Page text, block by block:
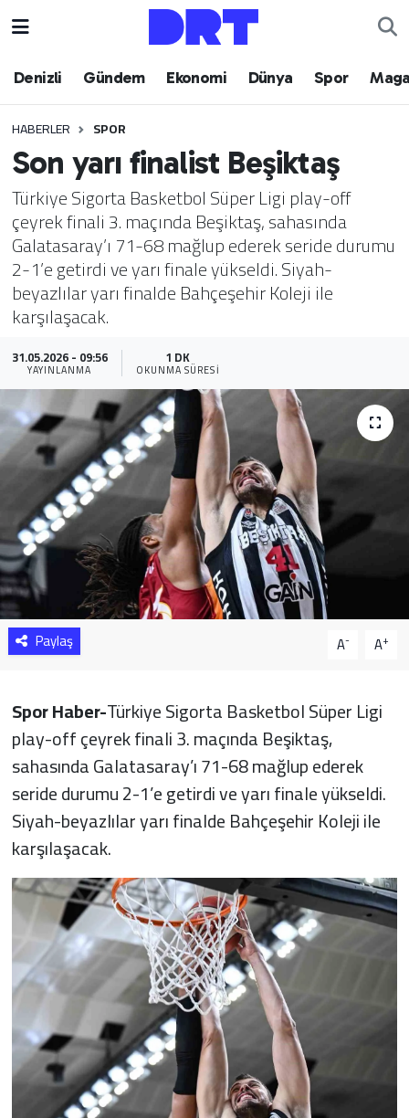
Denizli Gündem Ekonomi Dünya Spor
HABERLER SPOR
Son yarı finalist Beşiktaş
Türkiye Sigorta Basketbol Süper Ligi play-off
çeyrek finali 3. maçında Beşiktaş, sahasında
Galatasaray’ı 71-68 mağlup ederek seride durumu
2-1’e getirdi ve yarı finale yükseldi. Siyah-
beyazlılar yarı finalde Bahçeşehir Koleji ile
karşılaşacak.
31.05.2026 - 09:56
YAYINLANMA
1 DK
OKUNMA SÜRESI
Paylaş A- A+
Spor Haber-Türkiye Sigorta Basketbol Süper Ligi
play-off çeyrek finali 3. maçında Beşiktaş,
sahasında Galatasaray’ı 71-68 mağlup ederek
seride durumu 2-1’e getirdi ve yarı finale yükseldi.
Siyah-beyazlılar yarı finalde Bahçeşehir Koleji ile
karşılaşacak.
Denizli
Ekonomi
Dünya
Spor
Magazin
Teknoloji
Yaşam
Sağlık
Yazarlar
Resmi İlan
Resmi Reklam
Hava Durumu
Puan Durumu ve Fikstür
Tüm Manşetler
Son Dakika Haberleri
Haber Arşivi